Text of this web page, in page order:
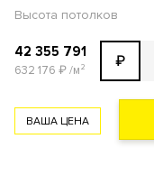
Высота потолков
42 355 791
632 176 ₽/м² ₽
ВАША ЦЕНА